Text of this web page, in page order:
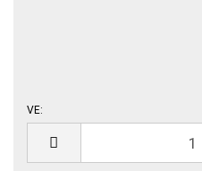
VE: